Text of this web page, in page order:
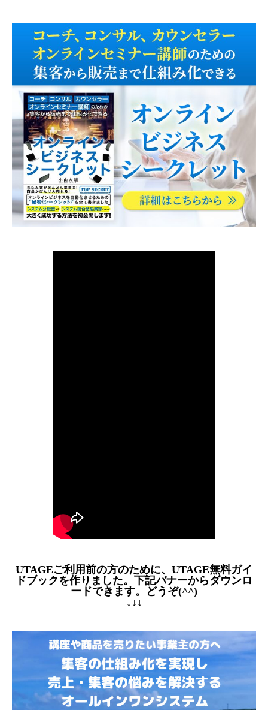
UTAGEご利用前の方のために、UTAGE無料ガイ
ドブックを作りました。下記バナーからダウンロ
ードできます。どうぞ(^^)
↓↓↓